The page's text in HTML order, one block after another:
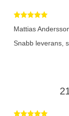
Mattias
Snabb leverans,